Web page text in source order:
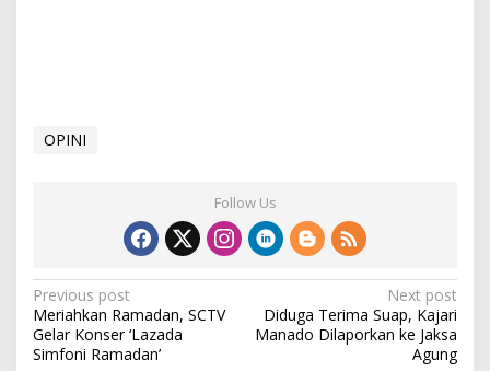
OPINI
Follow Us
P
o
s
Previous post
Meriahkan Ramadan, SCTV
Gelar Konser ‘Lazada
Simfoni Ramadan’
Next post
Diduga Terima Suap, Kajari
Manado Dilaporkan ke Jaksa
Agung